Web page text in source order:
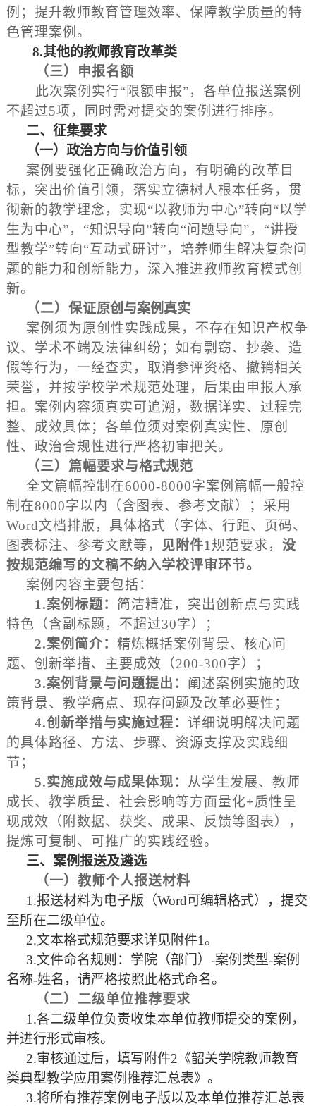
例；提升教师教育管理效率、保障教学质量的特
色管理案例。
8.其他的教师教育改革类
（三） 申报名额
此次案例实行“限额申报”，各单位报送案例
不超过5项，同时需对提交的案例进行排序。
二、征集要求
（一） 政治方向与价值引领
案例要强化正确政治方向，有明确的改革目
标，突出价值引领，落实立德树人根本任务，贯
彻新的教学理念，实现“以教师为中心”转向“以学
生为中心”，“知识导向”转向“问题导向”，“讲授
型教学”转向“互动式研讨”，培养师生解决复杂问
题的能力和创新能力，深入推进教师教育模式创
新。
（二） 保证原创与案例 真实
案例须为原创性实践成果，不存在知识产权争
议、学术不端及法律纠纷；如有剽窃、抄袭、造
假等行为，一经查实，取消参评资格、撤销相关
荣誉，并按学校学术规范处理，后果由申报人承
担。案例内容须真实可追溯，数据详实、过程完
整、成效具体；各单位须对案例真实性、原创
性、政治合规性进行严格初审把关。
（三） 篇幅要求与格式规范
全文篇幅控制在6000-8000字案例篇幅一般控
制在8000字以内（含图表、参考文献）；采用
Word文档排版，具体格式（字体、行距、页码、
图表标注、参考文献等，
见附件1规范要求， 没
按规范编写的文稿不纳入学校评审环节。
案例内容主要包括：
1.案例标题： 简洁精准，突出创新点与实践
特色（含副标题，不超过30字）；
2.案例简介： 精炼概括案例背景、核心问
题、创新举措、主要成效（200-300字）；
3.案例背景与问题提出： 阐述案例实施的政
策背景、教学痛点、现存问题及改革必要性；
4.创新举措与实施过程： 详细说明解决问题
的具体路径、方法、步骤、资源支撑及实践细
节；
5.实施成效与成果体现： 从学生发展、教师
成长、教学质量、社会影响等方面量化+质性呈
现成效（附数据、获奖、成果、反馈等图表），
提炼可复制、可推广的实践经验。
三、案例报送及遴选
（一）教师个人报送材料
1.报送材料为电子版（Word可编辑格式），提交
至所在二级单位。
2.文本格式规范要求详见附件1。
3.文件命名规则：学院（部门）-案例类型-案例
名称-姓名，请严格按照此格式命名。
（二）二级单位推荐要求
1.各二级单位负责收集本单位教师提交的案例，
并进行形式审核。
2.审核通过后，填写附件2《韶关学院教师教育
类典型教学应用案例推荐汇总表》。
3.将所有推荐案例电子版以及本单位推荐汇总表